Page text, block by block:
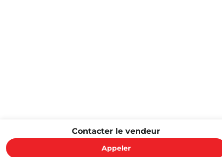
Contacter le vendeur
Appeler